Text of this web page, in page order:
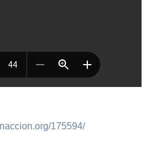
175594/